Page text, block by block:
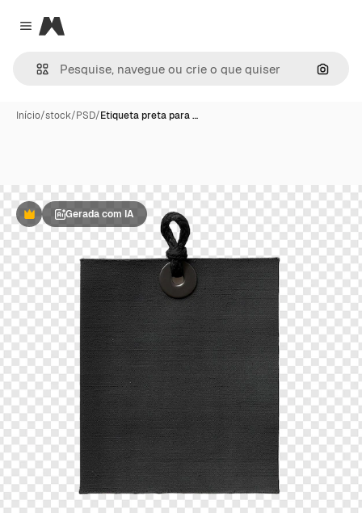
Close menu
Magnific
Início/stock/PSD/Etiqueta preta para …
PremiumGerada com IA